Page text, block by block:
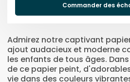
Commander des
Admirez notre captivant
ajout audacieux et moderne
les enfants de tous âges.
de ce papier peint,
vie dans des couleurs